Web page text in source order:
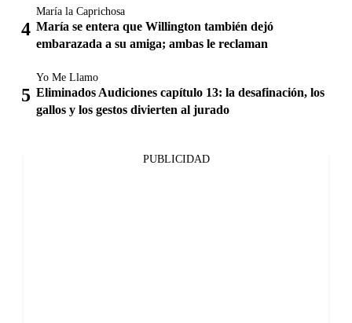
María la Caprichosa
María se entera que Willington también dejó
embarazada a su amiga; ambas le reclaman
Yo Me Llamo
Eliminados Audiciones capítulo 13: la desafinación, los
gallos y los gestos divierten al jurado
PUBLICIDAD